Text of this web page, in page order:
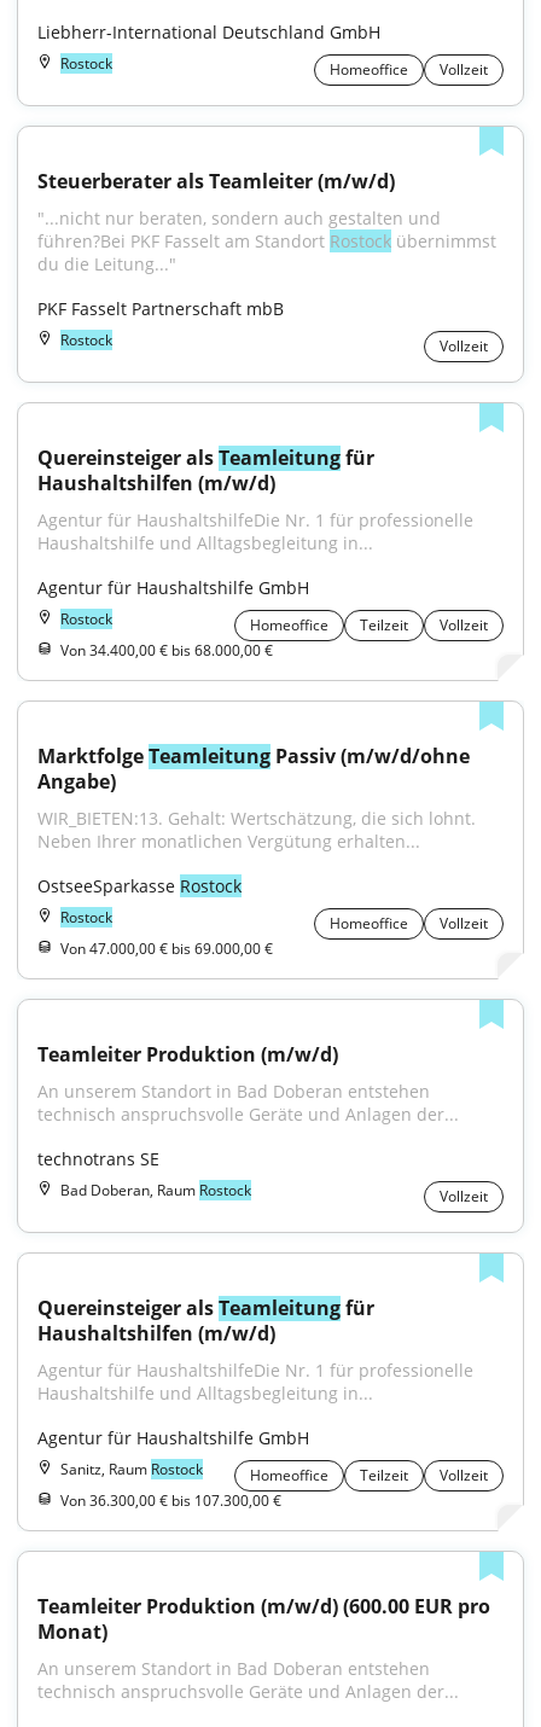
Liebherr-International Deutschland GmbH
Rostock Homeoffice Vollzeit
Steuerberater als Teamleiter (m/w/d)
"...nicht nur beraten, sondern auch gestalten und
führen?Bei PKF Fasselt am Standort Rostock übernimmst
du die Leitung..."
PKF Fasselt Partnerschaft mbB
Rostock Vollzeit
Quereinsteiger als Teamleitung für
Haushaltshilfen (m/w/d)
Agentur für HaushaltshilfeDie Nr. 1 für professionelle
Haushaltshilfe und Alltagsbegleitung in...
Agentur für Haushaltshilfe GmbH
Rostock Homeoffice Teilzeit
Vollzeit
Von 34.400,00 € bis 68.000,00 €
Marktfolge Teamleitung Passiv (m/w/d/ohne
Angabe)
WIR_BIETEN:13. Gehalt: Wertschätzung, die sich lohnt.
Neben Ihrer monatlichen Vergütung erhalten...
OstseeSparkasse Rostock
Rostock Homeoffice
Vollzeit
Von 47.000,00 € bis 69.000,00 €
Teamleiter Produktion (m/w/d)
An unserem Standort in Bad Doberan entstehen
technisch anspruchsvolle Geräte und Anlagen der...
technotrans SE
Bad Doberan, Raum Rostock Vollzeit
Quereinsteiger als Teamleitung für
Haushaltshilfen (m/w/d)
Agentur für HaushaltshilfeDie Nr. 1 für professionelle
Haushaltshilfe und Alltagsbegleitung in...
Agentur für Haushaltshilfe GmbH
Sanitz, Raum Rostock Homeoffice Teilzeit
Vollzeit
Von 36.300,00 € bis 107.300,00 €
Teamleiter Produktion (m/w/d) (600.00 EUR pro
Monat)
An unserem Standort in Bad Doberan entstehen
technisch anspruchsvolle Geräte und Anlagen der...